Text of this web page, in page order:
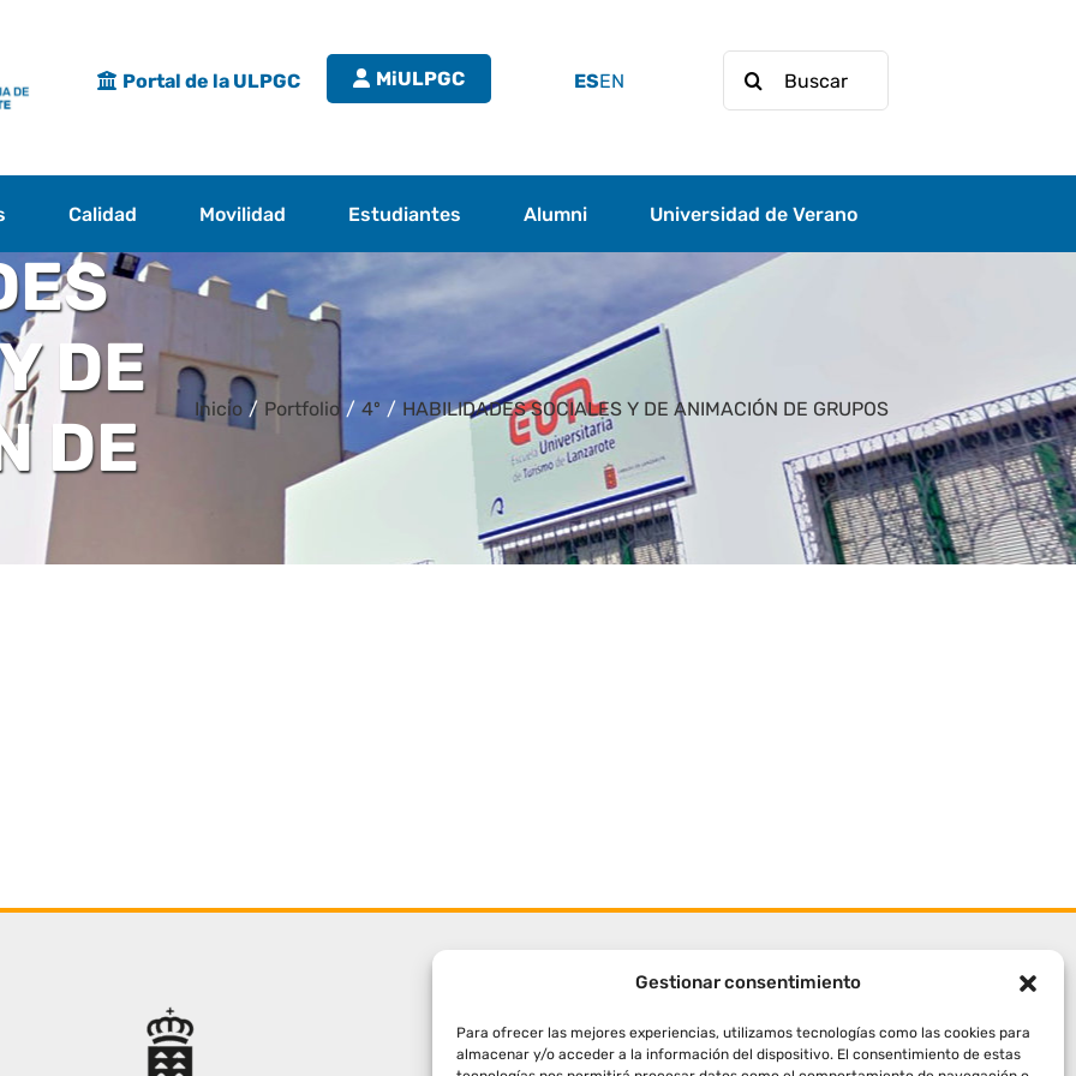
Gestionar consentimiento
Para ofrecer las mejores experiencias, utilizamos tecnologías como las cookies para
almacenar y/o acceder a la información del dispositivo. El consentimiento de estas
Portal de la ULPGC MiULPGC EN
ES
Calidad Movilidad Estudiantes Alumni Universidad de Verano
DE
DE
Inicio / Portfolio / 4º / HABILIDADES SOCIALES Y DE ANIMACIÓN DE GRUPOS